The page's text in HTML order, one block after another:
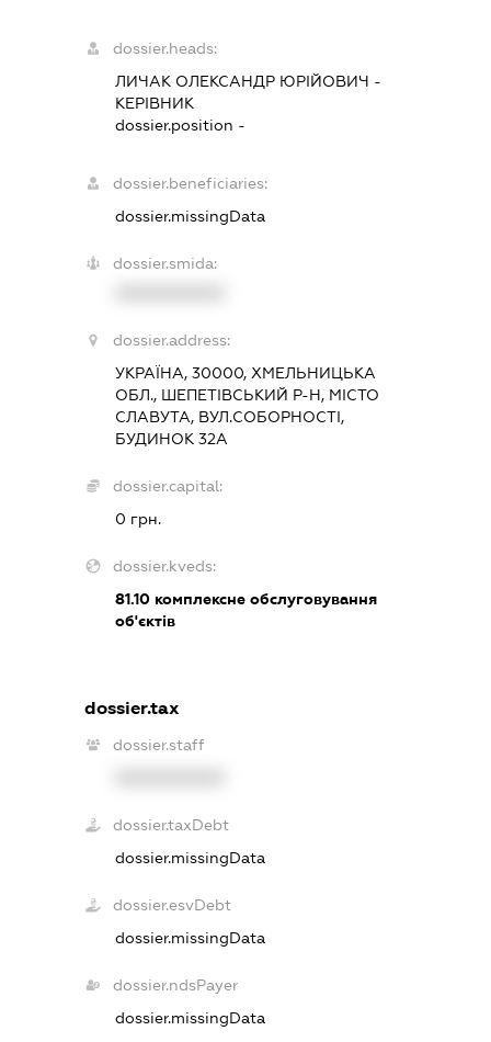
dossier.heads:
ЛИЧАК ОЛЕКСАНДР ЮРІЙОВИЧ -
КЕРІВНИК
dossier.position -
dossier.beneficiaries:
dossier.missingData
dossier.smida:
dossier.address:
УКРАЇНА, 30000, ХМЕЛЬНИЦЬКА
ОБЛ., ШЕПЕТІВСЬКИЙ Р-Н, МІСТО
СЛАВУТА, ВУЛ.СОБОРНОСТІ,
БУДИНОК 32А
dossier.capital:
0 грн.
dossier.kveds:
81.10комплексне обслуговування
об'єктів
dossier.tax
dossier.staff
dossier.taxDebt
dossier.missingData
dossier.esvDebt
dossier.missingData
dossier.ndsPayer
dossier.missingData